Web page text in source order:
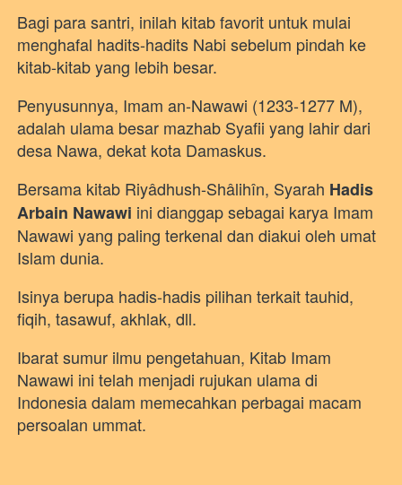
Bagi para santri, inilah kitab favorit untuk mulai
menghafal hadits-hadits Nabi sebelum pindah ke
kitab-kitab yang lebih besar.
Penyusunnya, Imam an-Nawawi (1233-1277 M),
adalah ulama besar mazhab Syafii yang lahir dari
desa Nawa, dekat kota Damaskus.
Bersama kitab Riyâdhush-Shâlihîn, Syarah Hadis
Arbain Nawawi ini dianggap sebagai karya Imam
Nawawi yang paling terkenal dan diakui oleh umat
Islam dunia.
Isinya berupa hadis-hadis pilihan terkait tauhid,
fiqih, tasawuf, akhlak, dll.
Ibarat sumur ilmu pengetahuan, Kitab Imam
Nawawi ini telah menjadi rujukan ulama di
Indonesia dalam memecahkan perbagai macam
persoalan ummat.